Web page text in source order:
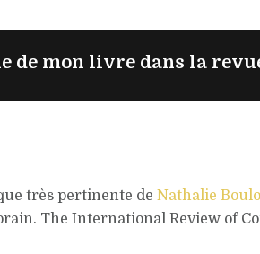
de mon livre dans la
très pertinente de Nathalie
The International Review of